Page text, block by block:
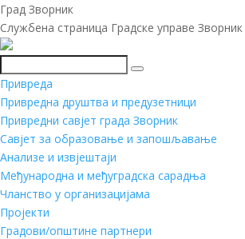
Град Зворник
Службена страница Градске управе Зворник
Претражи
Привреда
Привредна друштва и предузетници
Привредни савјет града Зворник
Савјет за образовање и запошљавање
Анализе и извјештаји
Међународна и међуградска сарадња
Чланство у организацијама
Пројекти
Градови/општине партнери